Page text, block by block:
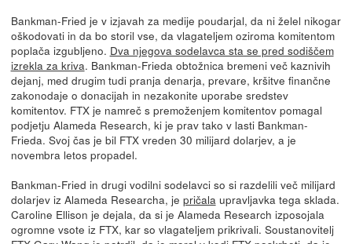
Bankman-Fried je v izjavah za medije poudarjal, da ni želel nikogar
oškodovati in da bo storil vse, da vlagateljem oziroma komitentom
poplača izgubljeno. Dva njegova sodelavca sta se pred sodiščem
izrekla za kriva. Bankman-Frieda obtožnica bremeni več kaznivih
dejanj, med drugim tudi pranja denarja, prevare, kršitve finančne
zakonodaje o donacijah in nezakonite uporabe sredstev
komitentov. FTX je namreč s premoženjem komitentov pomagal
podjetju Alameda Research, ki je prav tako v lasti Bankman-
Frieda. Svoj čas je bil FTX vreden 30 milijard dolarjev, a je
novembra letos propadel.
Bankman-Fried in drugi vodilni sodelavci so si razdelili več milijard
dolarjev iz Alameda Researcha, je pričala upravljavka tega sklada.
Caroline Ellison je dejala, da si je Alameda Research izposojala
ogromne vsote iz FTX, kar so vlagateljem prikrivali. Soustanovitelj